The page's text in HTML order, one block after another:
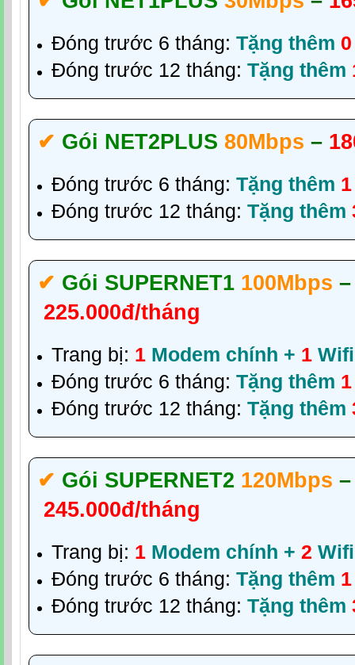
Đóng trước 6 tháng: Tặng thêm 0
Đóng trước 12 tháng: Tặng thêm
✔‎ Gói NET2PLUS 80Mbps –
Đóng trước 6 tháng: Tặng thêm 1
Đóng trước 12 tháng: Tặng thêm
✔‎ Gói SUPERNET1 100Mbps –
225.000đ/tháng
Trang bị: 1 Modem chính + 1
Đóng trước 6 tháng: Tặng thêm 1
Đóng trước 12 tháng: Tặng thêm
✔‎ Gói SUPERNET2 120Mbps –
245.000đ/tháng
Trang bị: 1 Modem chính + 2
Đóng trước 6 tháng: Tặng thêm 1
Đóng trước 12 tháng: Tặng thêm